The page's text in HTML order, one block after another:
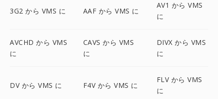
3G2 から VMS に AAF から VMS に
AV1 から VMS
に
AVCHD から VMS
に
CAVS から VMS
に
DIVX から VMS
に
DV から VMS に F4V から VMS に
FLV から VMS
に